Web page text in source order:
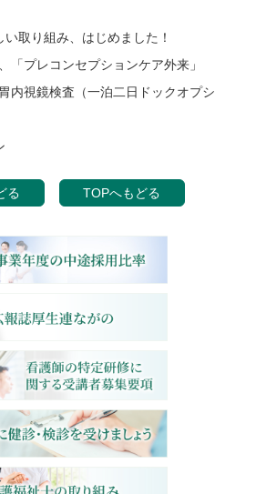
取り組み、はじめました！
「プレコンセプションケア外来」
内視鏡検査（一泊二日ドックオプシ
る TOPへもどる